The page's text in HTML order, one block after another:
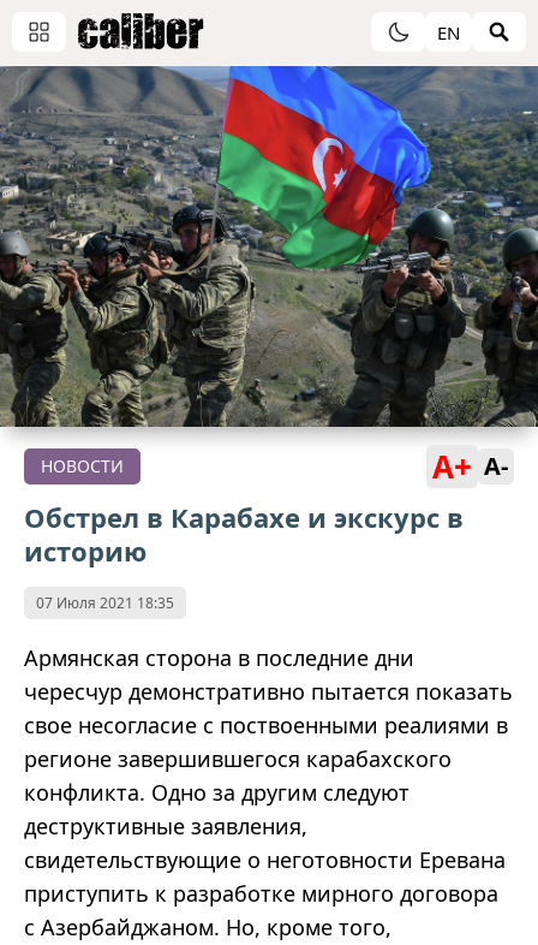
EN
НОВОСТИ A+ A-
Обстрел в Карабахе и экскурс в
историю
07 Июля 2021 18:35
Армянская сторона в последние дни
чересчур демонстративно пытается показать
свое несогласие с поствоенными реалиями в
регионе завершившегося карабахского
конфликта. Одно за другим следуют
деструктивные заявления,
свидетельствующие о неготовности Еревана
приступить к разработке мирного договора
с Азербайджаном. Но, кроме того,